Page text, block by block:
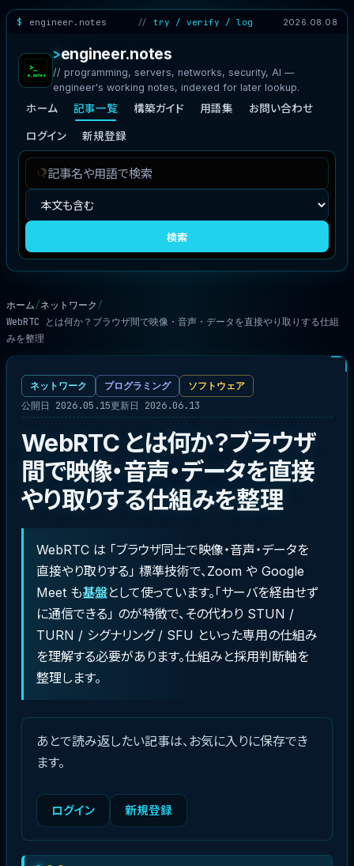
engineer.notes try / verify / log 2026.08.08
engineer.notes
// programming, servers, networks, security, AI —
engineer's working notes, indexed for later lookup.
ホーム 記事一覧 構築ガイド 用語集 お問い合わせ
ログイン 新規登録
事
検
索
索
象
検索
ホーム ネットワーク
WebRTC とは何か？ブラウザ間で映像・音声・データを直接やり取りする仕組
みを整理
ネットワーク プログラミング ソフトウェア
公開日 2026.05.15更新日 2026.06.13
WebRTC とは何か？ブラウザ
間で映像・音声・データを直接
やり取りする仕組みを整理
WebRTC は 「ブラウザ同士で映像・音声・データを
直接やり取りする」 標準技術で、Zoom や Google
Meet も基盤として使っています。「サーバを経由せず
に通信できる」 のが特徴で、その代わり STUN /
TURN / シグナリング / SFU といった専用の仕組み
を理解する必要があります。仕組みと採用判断軸を
整理します。
あとで読み返したい記事は、お気に入りに保存でき
ます。
ログイン 新規登録